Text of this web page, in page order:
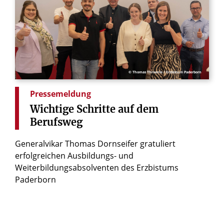
© Thomas Throenle / Erzbistum Paderborn
Pressemeldung
Wichtige Schritte auf dem
Berufsweg
Generalvikar Thomas Dornseifer gratuliert
erfolgreichen Ausbildungs- und
Weiterbildungsabsolventen des Erzbistums
Paderborn